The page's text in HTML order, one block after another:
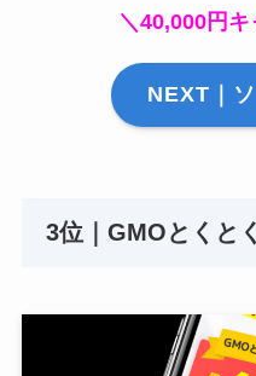
＼40,000円
NEXT｜
3位｜GMOとくと